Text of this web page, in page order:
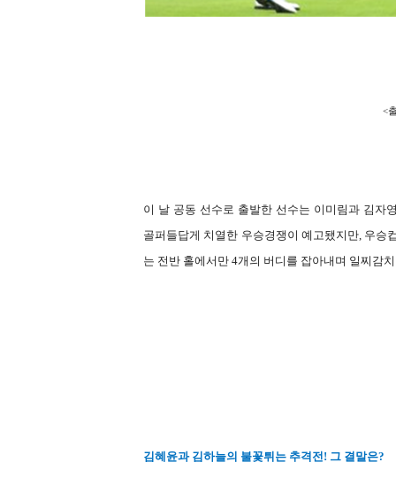
<
이 날 공동 선수로 출발한 선수는 이미림과 김자
골퍼들답게 치열한 우승경쟁이 예고됐지만, 우승
는 전반 홀에서만 4개의 버디를 잡아내며 일찌감
김혜윤과 김하늘의 불꽃튀는 추격전! 그 결말은?